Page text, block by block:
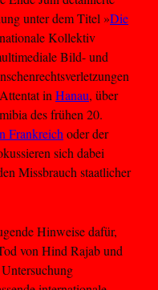
unter dem Titel »Die
Kollektiv
Bild- und
in Hanau, über
des frühen 20.
Frankreich oder der
sich dabei
Missbrauch staatlicher
Hinweise dafür,
von Hind Rajab und